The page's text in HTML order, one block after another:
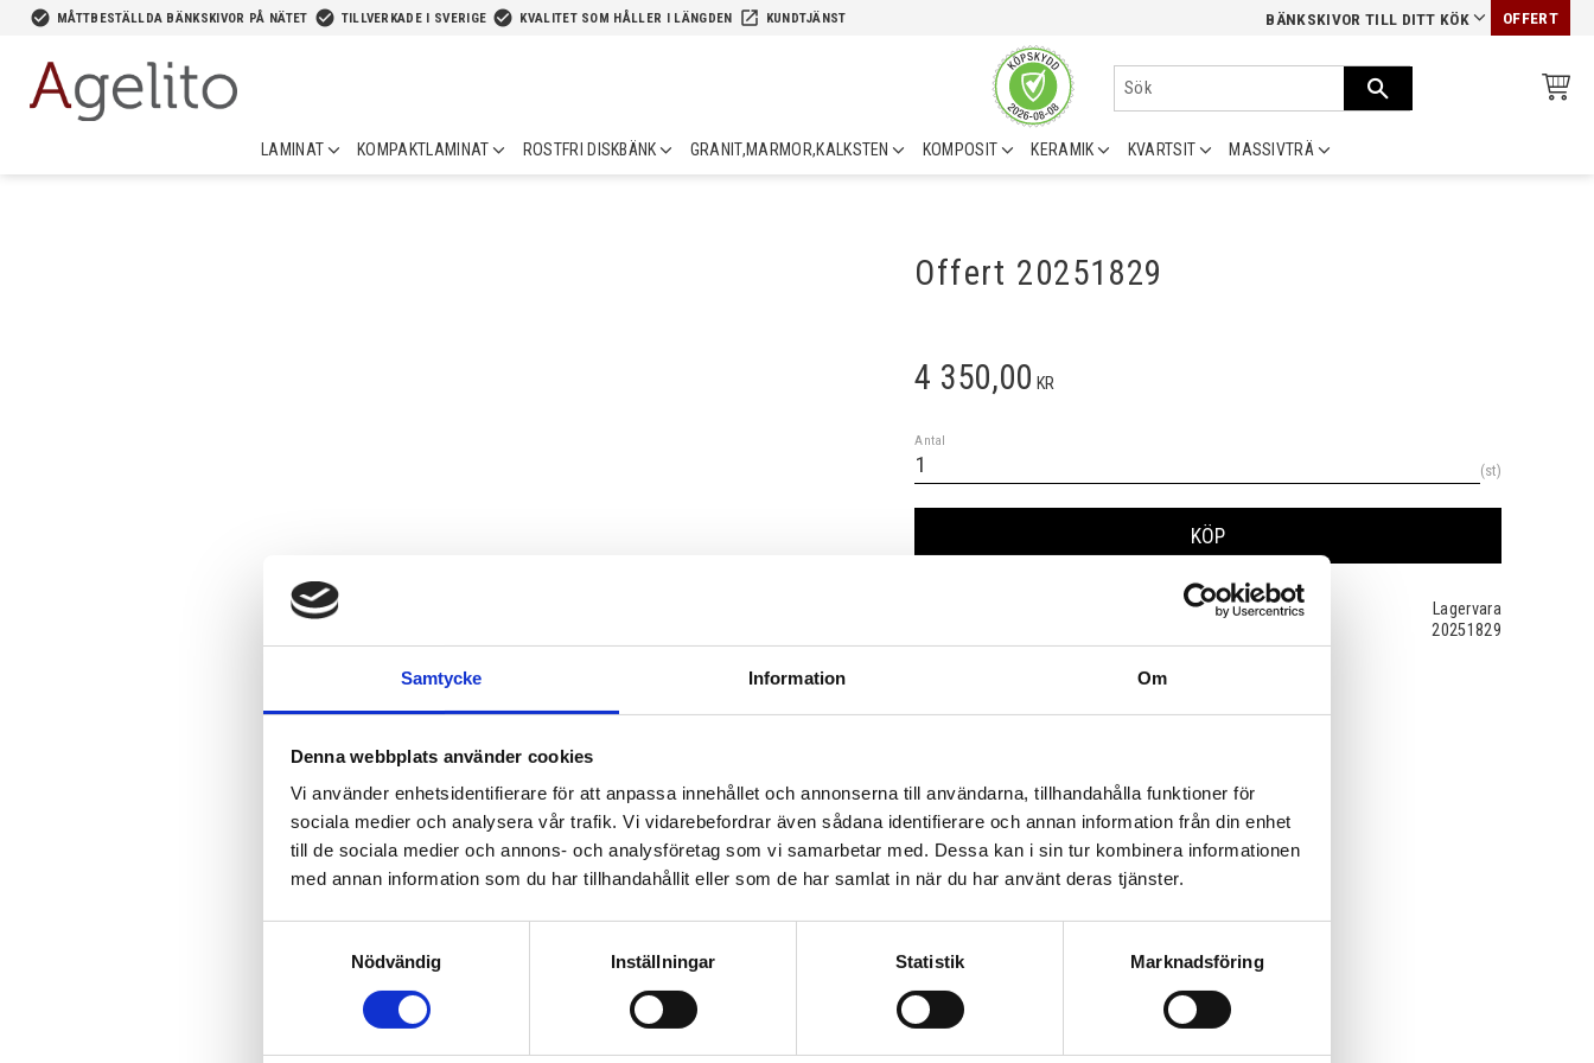
Samtycke Information Om
Denna webbplats använder cookies
Vi använder enhetsidentifierare för att anpassa innehållet och annonserna till användarna, tillhandahålla funktioner för
sociala medier och analysera vår trafik. Vi vidarebefordrar även sådana identifierare och annan information från din enhet
till de sociala medier och annons- och analysföretag som vi samarbetar med. Dessa kan i sin tur kombinera informationen
med annan information som du har tillhandahållit eller som de har samlat in när du har använt deras tjänster.
Nödvändig
Inställningar Statistik Marknadsföring
check_circle MÅTTBESTÄLLDA BÄNKSKIVOR PÅ NÄTET check_circle TILLVERKADE I SVERIGE check_circle KVALITET SOM HÅLLER I LÄNGDEN launch KUNDTJÄNST BÄNKSKIVOR TILL DITT KÖK OFFERT
LAMINAT KOMPAKTLAMINAT ROSTFRI DISKBÄNK GRANIT,MARMOR,KALKSTEN KOMPOSIT KERAMIK KVARTSIT MASSIVTRÄ
Offert 20251829
4 350,00 KR
Antal
st
KÖP
Lagervara
20251829